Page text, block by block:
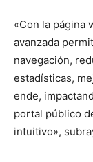
«Con la página
avanzada
navegación,
estadísticas,
ende,
portal público
intuitivo»,